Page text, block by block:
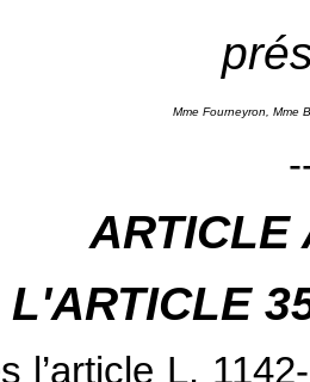
Mme Fourneyron, Mme
ARTICLE
L'ARTICLE
l’article L.